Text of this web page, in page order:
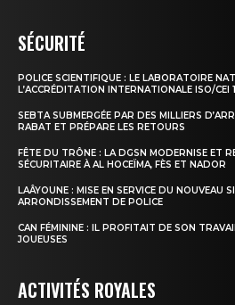
SÉCURITÉ
POLICE SCIENTIFIQUE : LE LABORATOIRE
L’ACCRÉDITATION INTERNATIONALE ISO/CEI
SEBTA SUBMERGÉE PAR DES MILLIERS
RABAT ET PRÉPARE LES RETOURS
FÊTE DU TRÔNE : LA DGSN MODERNISE ET
SÉCURITAIRE À AL HOCEÏMA, FÈS ET NADOR
LAÂYOUNE : MISE EN SERVICE DU NOUVEAU
ARRONDISSEMENT DE POLICE
CAN FÉMININE : IL PROFITAIT DE SON
JOUEUSES
ACTIVITÉS ROYALES